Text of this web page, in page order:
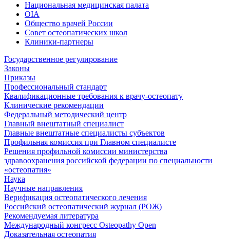
Национальная медицинская палата
OIA
Общество врачей России
Совет остеопатических школ
Клиники-партнеры
Государственное регулирование
Законы
Приказы
Профессиональный стандарт
Квалификационные требования к врачу-остеопату
Клинические рекомендации
Федеральный методический центр
Главный внештатный специалист
Главные внештатные специалисты субъектов
Профильная комиссия при Главном специалисте
Решения профильной комиссии министерства
здравоохранения российской федерации по специальности
«остеопатия»
Наука
Научные направления
Верификация остеопатического лечения
Российский остеопатический журнал (РОЖ)
Рекомендуемая литература
Международный конгресс Osteopathy Open
Доказательная остеопатия